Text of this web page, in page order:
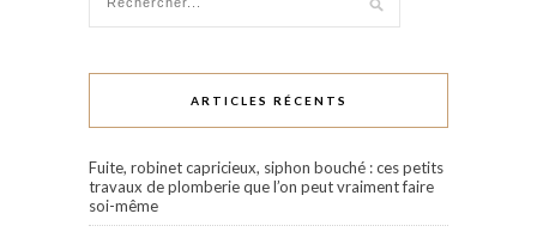
ARTICLES RÉCENTS
Fuite, robinet capricieux, siphon bouché : ces petits
travaux de plomberie que l’on peut vraiment faire
soi-même